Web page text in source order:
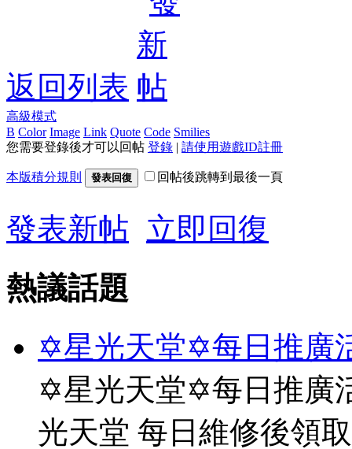
返回列表
高級模式
B Color Image Link Quote Code Smilies
您需要登錄後才可以回帖 登錄 | 請使用遊戲ID註冊
本版積分規則 發表回復 回帖後跳轉到最後一頁
發表新帖 立即回復
熱議話題
✡星光天堂✡每日推廣
✡星光天堂✡每日推廣
光天堂 每日維修後領